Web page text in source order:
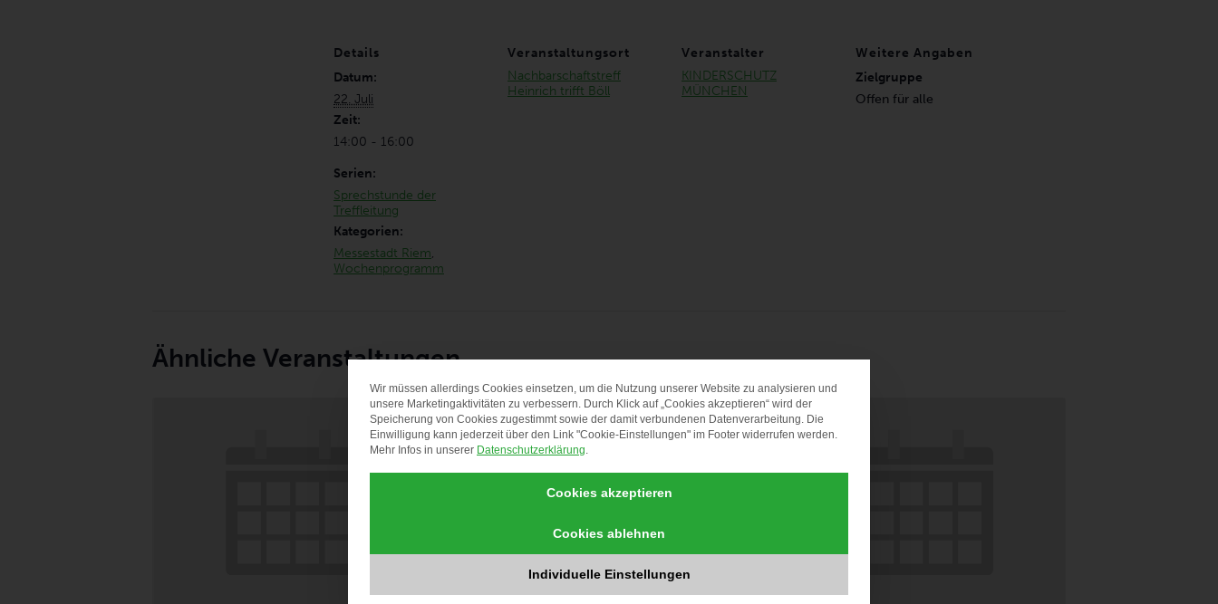
Details
Datum:
22. Juli
Zeit:
14:00 - 16:00
Serien:
Sprechstunde der
Treffleitung
Kategorien:
Messestadt Riem,
Wochenprogramm
Veranstaltungsort
Nachbarschaftstreff
Heinrich trifft Böll
Veranstalter
KINDERSCHUTZ
MÜNCHEN
Weitere Angaben
Zielgruppe
Offen für alle
Ähnliche Veranstaltungen
DATENSCHUTZ-PRÄFERENZ
Wir müssen allerdings Cookies einsetzen, um die Nutzung unserer Website zu analysieren und
unsere Marketingaktivitäten zu verbessern. Durch Klick auf „Cookies akzeptieren“ wird der
Speicherung von Cookies zugestimmt sowie der damit verbundenen Datenverarbeitung. Die
Einwilligung kann jederzeit über den Link "Cookie-Einstellungen" im Footer widerrufen werden.
Mehr Infos in unserer Datenschutzerklärung
Cookies akzeptieren
Cookies ablehnen
Individuelle Einstellungen